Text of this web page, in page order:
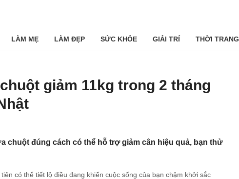
LÀM MẸ LÀM ĐẸP SỨC KHỎE GIẢI TRÍ THỜI TRANG
giảm 11kg trong 2 tháng
chuột đúng cách có thể hỗ trợ giảm cân hiệu quả, bạn thử
có thể tiết lộ điều đang khiến cuộc sống của bạn chậm khởi sắc